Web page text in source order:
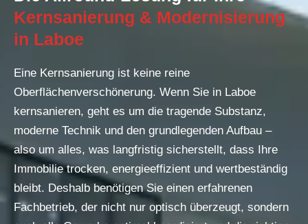
Kernsanierung & Modernisierung
in Laboe
Eine Kernsanierung ist keine reine
Oberflächenverschönerung. Wenn Sie in Laboe
kernsanieren, geht es um die tragende Substanz,
moderne Technik und den grundlegenden Aufbau –
also um alles, was langfristig sicherstellt, dass Ihre
Immobilie trocken, energieeffizient und wertbeständig
bleibt. Deshalb benötigen Sie einen erfahrenen
Fachbetrieb, der nicht nur optisch überzeugt, sondern